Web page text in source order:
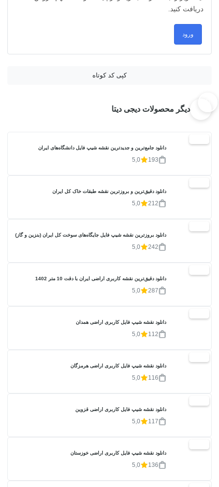
دریافت کنید.
ورود
کپی کد کوتاه
دیگر محصولات دیجی دیتا
دانلود جامع‌ترین و جدیدترین نقشه شیپ فایل دانشگاه‌های ایران
193
5,0
دانلود دقیق‌ترین و بروزترین نقشه طبقات خاک کل ایران
212
5,0
دانلود بروزترین نقشه شیپ فایل جایگاه‌های سوخت کل ایران (بنزین و گاز)
242
5,0
دانلود دقیق‌ترین نقشه کاربری اراضی ایران با دقت 10 متر 1402
287
5,0
دانلود نقشه شیپ فایل کاربری اراضی همدان
112
5,0
دانلود نقشه شیپ فایل کاربری اراضی هرمزگان
116
5,0
دانلود نقشه شیپ فایل کاربری اراضی قزوین
117
5,0
دانلود نقشه شیپ فایل کاربری اراضی خوزستان
136
5,0